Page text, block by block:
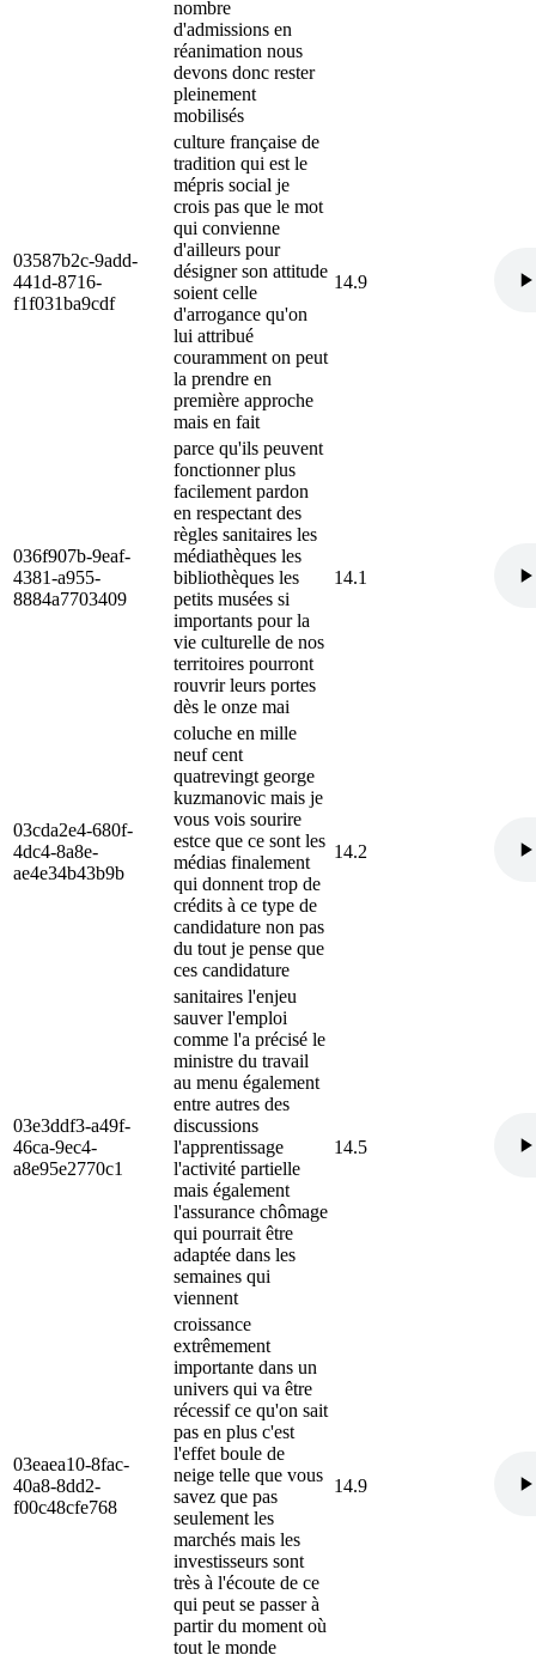
nombre
d'admissions en
réanimation nous
devons donc rester
pleinement
mobilisés
03587b2c-9add-
441d-8716-
f1f031ba9cdf
culture française de
tradition qui est le
mépris social je
crois pas que le mot
qui convienne
d'ailleurs pour
désigner son attitude
soient celle
d'arrogance qu'on
lui attribué
couramment on peut
la prendre en
première approche
mais en fait
14.9
036f907b-9eaf-
4381-a955-
8884a7703409
parce qu'ils peuvent
fonctionner plus
facilement pardon
en respectant des
règles sanitaires les
médiathèques les
bibliothèques les
petits musées si
importants pour la
vie culturelle de nos
territoires pourront
rouvrir leurs portes
dès le onze mai
14.1
03cda2e4-680f-
4dc4-8a8e-
ae4e34b43b9b
coluche en mille
neuf cent
quatrevingt george
kuzmanovic mais je
vous vois sourire
estce que ce sont les
médias finalement
qui donnent trop de
crédits à ce type de
candidature non pas
du tout je pense que
ces candidature
14.2
03e3ddf3-a49f-
46ca-9ec4-
a8e95e2770c1
sanitaires l'enjeu
sauver l'emploi
comme l'a précisé le
ministre du travail
au menu également
entre autres des
discussions
l'apprentissage
l'activité partielle
mais également
l'assurance chômage
qui pourrait être
adaptée dans les
semaines qui
viennent
14.5
03eaea10-8fac-
40a8-8dd2-
f00c48cfe768
croissance
extrêmement
importante dans un
univers qui va être
récessif ce qu'on sait
pas en plus c'est
l'effet boule de
neige telle que vous
savez que pas
seulement les
marchés mais les
investisseurs sont
très à l'écoute de ce
qui peut se passer à
partir du moment où
tout le monde
14.9